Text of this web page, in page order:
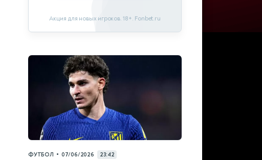
Акция для новых игроков. 18+. Fonbet.ru
ФУТБОЛ • 07/06/2026 23:42